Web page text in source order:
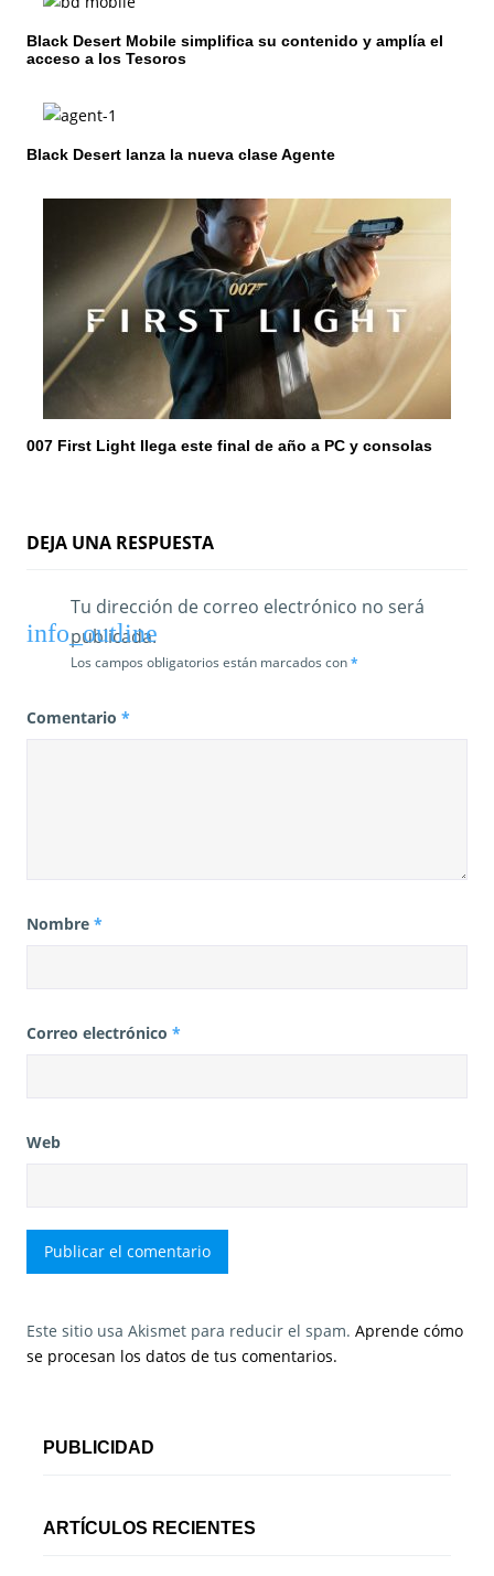
ó
n
d
e
e
a
d
a
Black Desert Mobile simplifica su contenido y amplía el
acceso a los Tesoros
Black Desert lanza la nueva clase Agente
007 First Light llega este final de año a PC y consolas
DEJA UNA RESPUESTA
Tu dirección de correo electrónico no será
publicada.
Los campos obligatorios están marcados con*
Comentario *
Nombre *
Correo electrónico *
Web
Este sitio usa Akismet para reducir el spam. Aprende cómo
se procesan los datos de tus comentarios.
PUBLICIDAD
ARTÍCULOS RECIENTES